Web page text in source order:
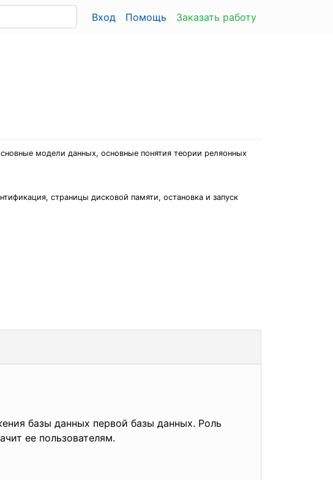
Вход Помощь Заказать работу
модели данных, основные понятия теории реляонных
страницы дисковой памяти, остановка и запуск
базы данных первой базы данных. Роль
ее пользователям.